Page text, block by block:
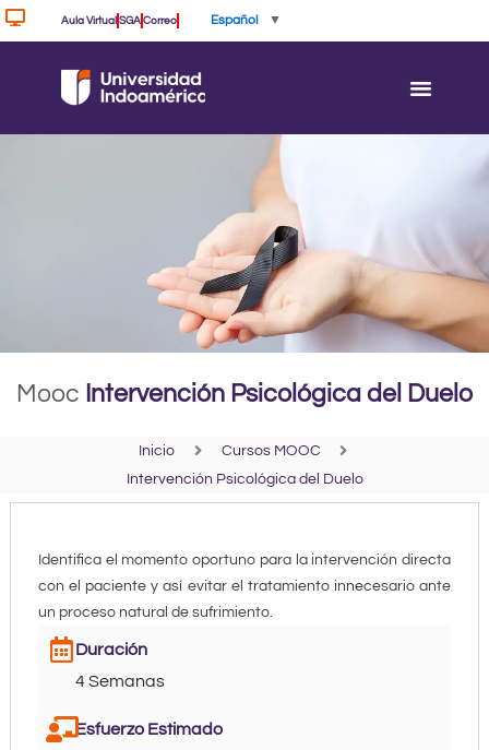
Ir
al
Aula Virtual SGA Correo Español ▼
Mooc Intervención Psicológica del Duelo
Inicio
Cursos MOOC
Intervención Psicológica del Duelo
Identifica el momento oportuno para la intervención directa
con el paciente y así evitar el tratamiento innecesario ante
un proceso natural de sufrimiento.
Duración
4 Semanas
Esfuerzo Estimado